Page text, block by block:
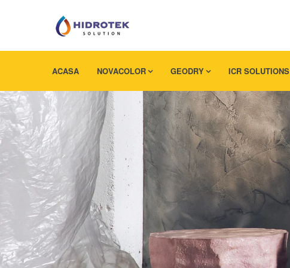
ACASA NOVACOLOR GEODRY ICR SOLUTIONS